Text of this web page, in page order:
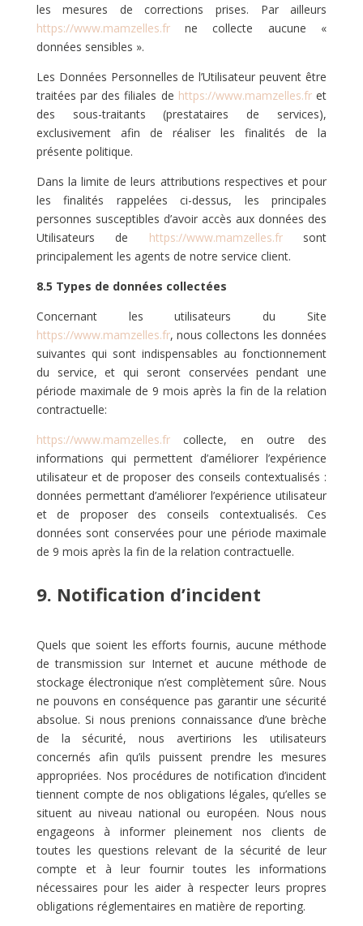
les mesures de corrections prises. Par ailleurs
https://www.mamzelles.frne collecte aucune «
données sensibles ».
Les Données Personnelles de l’Utilisateur peuvent être
traitées par des filiales de https://www.mamzelles.fr et
des sous-traitants (prestataires de services),
exclusivement afin de réaliser les finalités de la
présente politique.
Dans la limite de leurs attributions respectives et pour
les finalités rappelées ci-dessus, les principales
personnes susceptibles d’avoir accès aux données des
Utilisateurs de https://www.mamzelles.fr
sont
principalement les agents de notre service client.
8.5 Types de données collectées
Concernant les utilisateurs du Site
https://www.mamzelles.fr, nous collectons les données
suivantes qui sont indispensables au fonctionnement
du service, et qui seront conservées pendant une
période maximale de 9 mois après la fin de la relation
contractuelle:
https://www.mamzelles.fr
collecte, en outre des
informations qui permettent d’améliorer l’expérience
utilisateur et de proposer des conseils contextualisés :
données permettant d’améliorer l’expérience utilisateur
et de proposer des conseils contextualisés. Ces
données sont conservées pour une période maximale
de 9 mois après la fin de la relation contractuelle.
9. Notification d’incident
Quels que soient les efforts fournis, aucune méthode
de transmission sur Internet et aucune méthode de
stockage électronique n’est complètement sûre. Nous
ne pouvons en conséquence pas garantir une sécurité
absolue. Si nous prenions connaissance d’une brèche
de la sécurité, nous avertirions les utilisateurs
concernés afin qu’ils puissent prendre les mesures
appropriées. Nos procédures de notification d’incident
tiennent compte de nos obligations légales, qu’elles se
situent au niveau national ou européen. Nous nous
engageons à informer pleinement nos clients de
toutes les questions relevant de la sécurité de leur
compte et à leur fournir toutes les informations
nécessaires pour les aider à respecter leurs propres
obligations réglementaires en matière de reporting.